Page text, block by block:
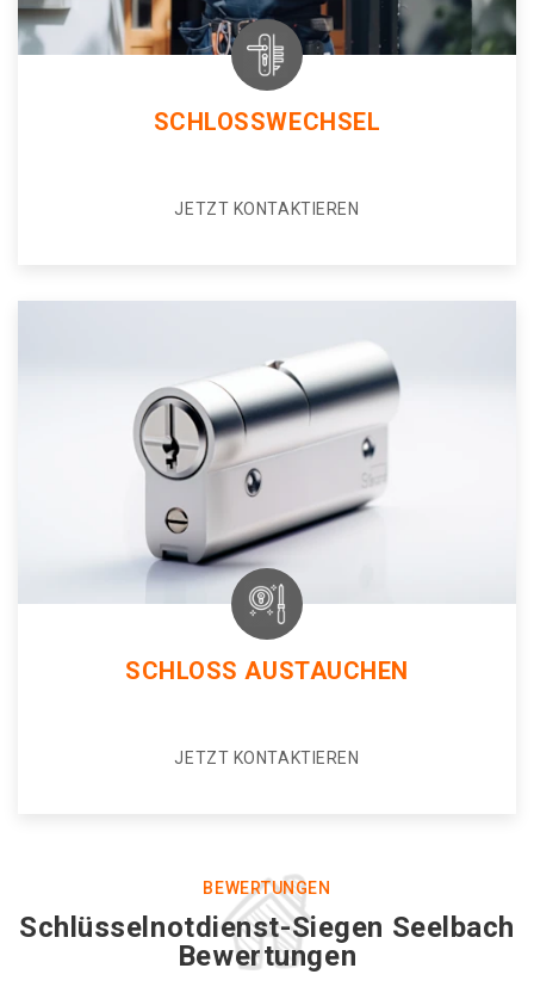
SCHLOSSWECHSEL
JETZT KONTAKTIEREN
SCHLOSS AUSTAUCHEN
JETZT KONTAKTIEREN
BEWERTUNGEN
Schlüsselnotdienst-Siegen Seelbach
Bewertungen